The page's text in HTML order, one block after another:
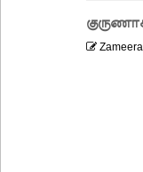
Zameera